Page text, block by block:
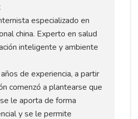
especializado en
china. Experto en salud
inteligente y ambiente
de experiencia, a partir
comenzó a plantearse que
le aporta de forma
y se le permite